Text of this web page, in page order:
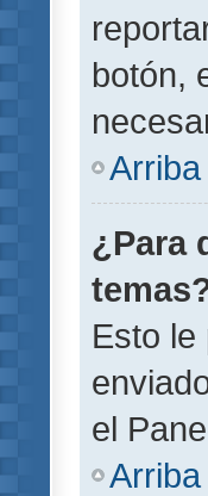
botón,
Arriba
¿Para
Esto
el
Arriba